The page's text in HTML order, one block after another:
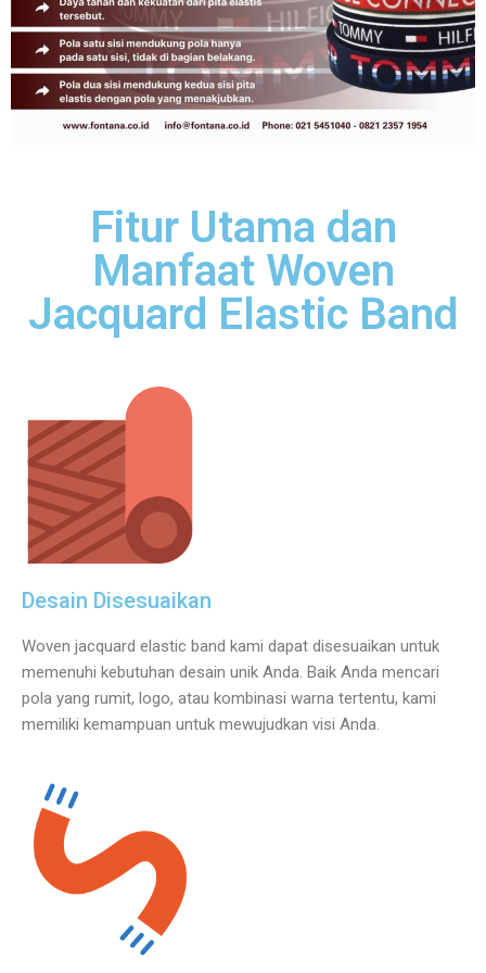
Fitur Utama dan
Manfaat Woven
Jacquard Elastic Band
Desain Disesuaikan
Woven jacquard elastic band kami dapat disesuaikan untuk
memenuhi kebutuhan desain unik Anda. Baik Anda mencari
pola yang rumit, logo, atau kombinasi warna tertentu, kami
memiliki kemampuan untuk mewujudkan visi Anda.